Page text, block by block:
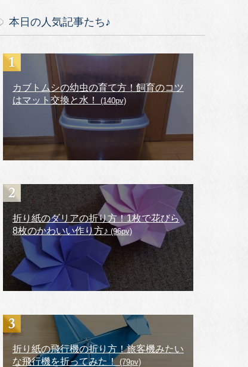
本日の人気記事たち♪
カブトムシの幼虫の育て方！飼育のコツ
はマット交換と水！
(140pv)
折り紙のダリアの折り方！1枚で花びら
8枚のかわいい作り方♪ (96pv)
折り紙の飛行機の折り方！旅客機みたい
な飛行機を折ってみた！ (79pv)